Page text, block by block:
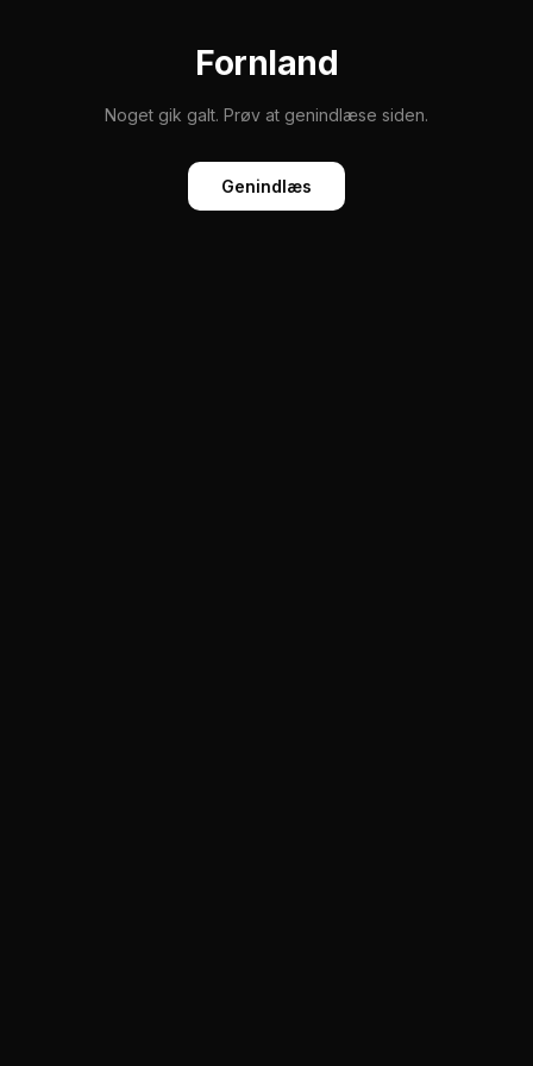
Fornland
Noget gik galt. Prøv at genindlæse siden.
Genindlæs